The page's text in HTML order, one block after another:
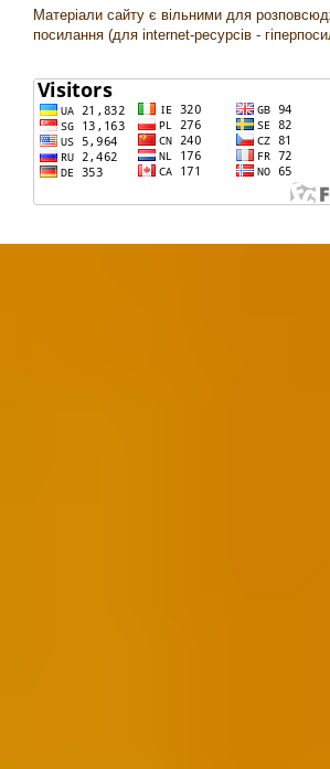
Матеріали сайту є вільними для
посилання (для internet-ресурсів -